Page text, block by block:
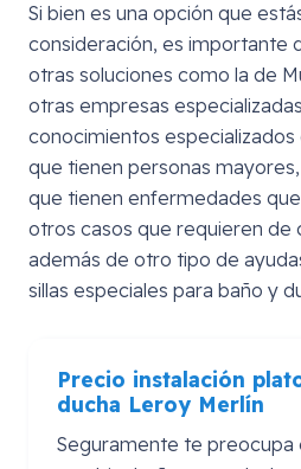
Si bien es una opción que
consideración, es importante
otras soluciones como la de
otras empresas
conocimientos especializados
que tienen personas
que tienen enfermedades
otros casos que requieren de
además de otro tipo de
sillas especiales para baño y
Precio instalación
ducha Leroy Merlín
Seguramente te preocupa